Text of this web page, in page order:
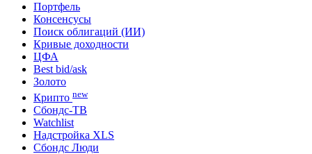
Портфель
Консенсусы
Поиск облигаций (ИИ)
Кривые доходности
ЦФА
Best bid/ask
Золото
Крипто new
Сбондс-ТВ
Watchlist
Надстройка XLS
Сбондс Люди